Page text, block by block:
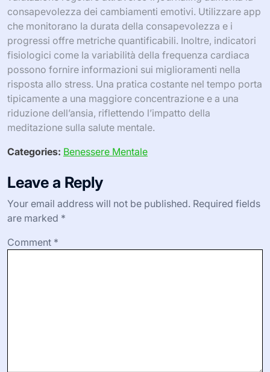
consapevolezza dei cambiamenti emotivi. Utilizzare app
che monitorano la durata della consapevolezza e i
progressi offre metriche quantificabili. Inoltre, indicatori
fisiologici come la variabilità della frequenza cardiaca
possono fornire informazioni sui miglioramenti nella
risposta allo stress. Una pratica costante nel tempo porta
tipicamente a una maggiore concentrazione e a una
riduzione dell’ansia, riflettendo l’impatto della
meditazione sulla salute mentale.
Categories: Benessere Mentale
Leave a Reply
Your email address will not be published. Required fields
are marked *
Comment *